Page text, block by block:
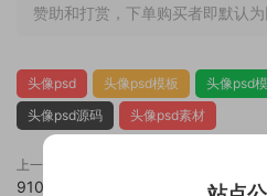
赞助和打赏，下单购买者即默认
头像psd 头像psd模板 头像psd
头像psd源码
头像psd素材
上一篇
910头像psd素材源码模板源文件